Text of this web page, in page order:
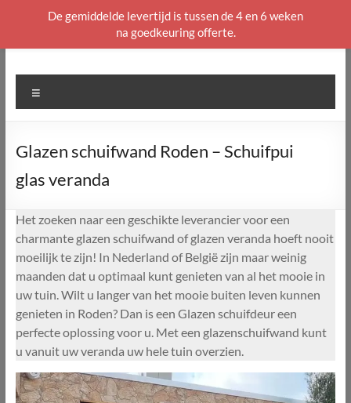
naar
Glazen schuifwand Roden – Schuifpui
glas veranda
Het zoeken naar een geschikte leverancier voor een
charmante glazen schuifwand of glazen veranda hoeft nooit
moeilijk te zijn! In Nederland of België zijn maar weinig
maanden dat u optimaal kunt genieten van al het mooie in
uw tuin. Wilt u langer van het mooie buiten leven kunnen
genieten in Roden? Dan is een Glazen schuifdeur een
perfecte oplossing voor u. Met een glazenschuifwand kunt
u vanuit uw veranda uw hele tuin overzien.
De gemiddelde levertijd is tussen de 4 en 6 weken
na goedkeuring offerte.